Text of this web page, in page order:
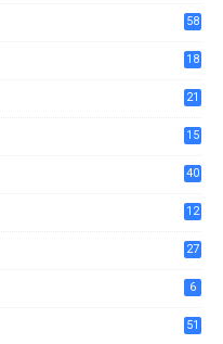
58
18
21
15
40
12
27
6
51